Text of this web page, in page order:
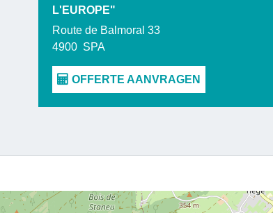
L'EUROPE"
Route de Balmoral 33
4900 SPA